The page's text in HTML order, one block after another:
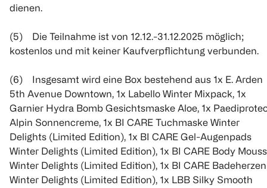
dienen.
(5) Die Teilnahme ist von 12.12.-31.12.2025 möglich;
kostenlos und mit keiner Kaufverpflichtung verbunden.
(6) Insgesamt wird eine Box bestehend aus 1x E. Arden
5th Avenue Downtown, 1x Labello Winter Mixpack, 1x
Garnier Hydra Bomb Gesichtsmaske Aloe, 1x
Alpin Sonnencreme, 1x BI CARE Tuchmaske Winter
Delights (Limited Edition), 1x BI CARE Gel-Augenpads
Winter Delights (Limited Edition), 1x BI CARE Body
Winter Delights (Limited Edition), 1x BI CARE Badeherzen
Winter Delights (Limited Edition), 1x LBB Silky Smooth